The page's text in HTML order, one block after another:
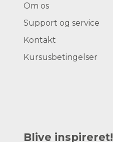
Om os
Support og service
Kontakt
Kursusbetingelser
Blive inspireret!